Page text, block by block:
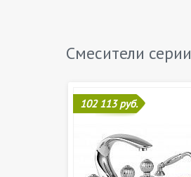
Смесители серии
102 113 руб.